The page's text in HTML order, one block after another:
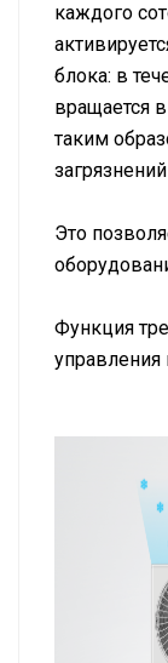
каждого
блока: в
вращается
таким
Это
Функция
управления